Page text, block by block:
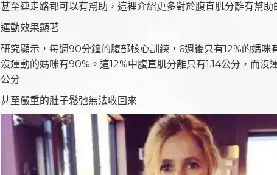
甚至連走路都可以有幫助，這裡介紹更多對於腹直肌分離有幫助
運動效果顯著
研究顯示，每週90分鐘的腹部核心訓練，6週後只有12%的媽咪
沒運動的媽咪有90%。這12%中腹直肌分離只有1.14公分，而沒
公分
甚至嚴重的肚子鬆弛無法收回來